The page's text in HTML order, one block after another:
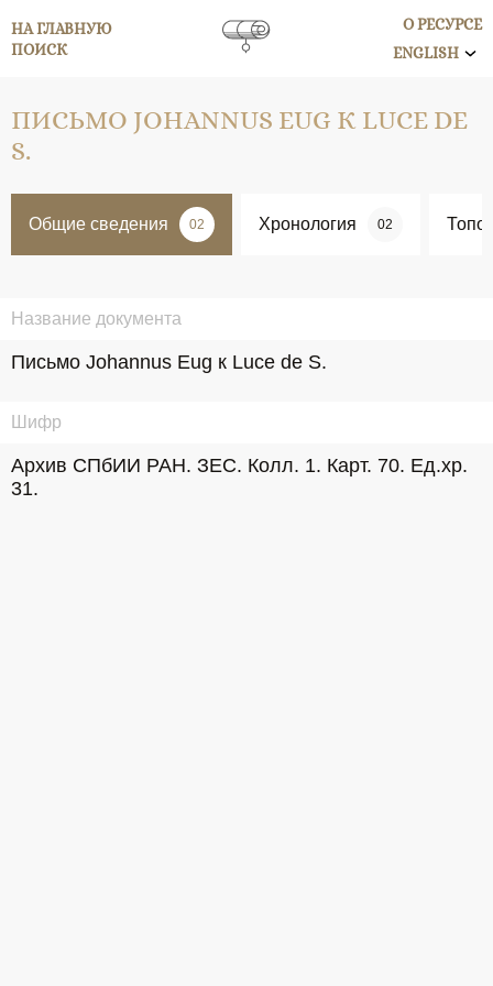
НА ГЛАВНУЮ
ПОИСК
О РЕСУРСЕ
ENGLISH
ПИСЬМО JOHANNUS EUG К LUCE DE
S.
Общие сведения 02 Хронология 02
Название документа
Письмо Johannus Eug к Luce de S.
Шифр
Архив СПбИИ РАН. ЗЕС. Колл. 1. Карт. 70. Ед.хр.
31.